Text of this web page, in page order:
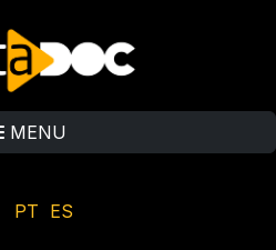
MENU
PT ES